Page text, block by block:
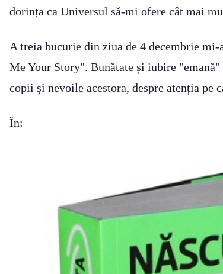
dorința ca Universul să-mi ofere cât mai
A treia bucurie din ziua de 4 decembrie
Me Your Story". Bunătate și iubire
copii și nevoile acestora, despre atenția pe
În: